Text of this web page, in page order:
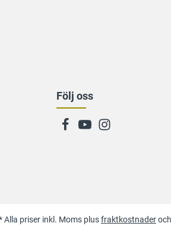
Följ oss
Alla priser inkl. Moms plusfraktkostnader